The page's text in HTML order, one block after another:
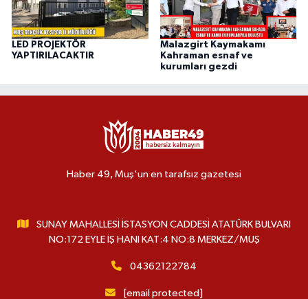
LED PROJEKTÖR
YAPTIRILACAKTIR
Malazgirt Kaymakamı
Kahraman esnaf ve
kurumları gezdi
Haber 49, Muş'un en tarafsız gazetesi
SUNAY MAHALLESİ İSTASYON CADDESİ ATATÜRK BULVARI
NO:172 EYLE İŞ HANI KAT:4 NO:8 MERKEZ/MUŞ
04362122784
[email protected]